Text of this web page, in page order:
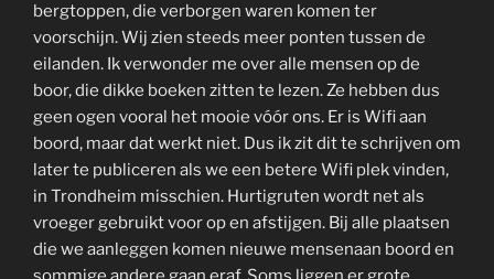
bergtoppen, die verborgen waren komen ter
voorschijn. Wij zien steeds meer ponten tussen de
eilanden. Ik verwonder me over alle mensen op de
boor, die dikke boeken zitten te lezen. Ze hebben dus
geen ogen vooral het mooie vóór ons. Er is Wifi aan
boord, maar dat werkt niet. Dus ik zit dit te schrijven om
later te publiceren als we een betere Wifi plek vinden,
in Trondheim misschien. Hurtigruten wordt net als
vroeger gebruikt voor op en afstijgen. Bij alle plaatsen
die we aanleggen komen nieuwe mensenaan boord en